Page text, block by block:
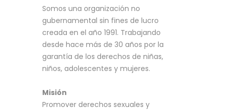
Somos una organización no
gubernamental sin fines de lucro
creada en el año 1991. Trabajando
desde hace más de 30 años por la
garantía de los derechos de niñas,
niños, adolescentes y mujeres.
Misión
Promover derechos sexuales y